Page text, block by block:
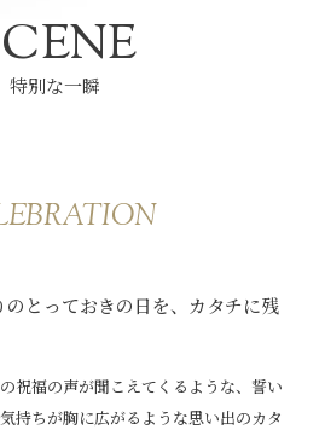
特別な一瞬
のとっておきの日を、カタチに残
祝福の声が聞こえてくるような、誓い
持ちが胸に広がるような思い出のカタ